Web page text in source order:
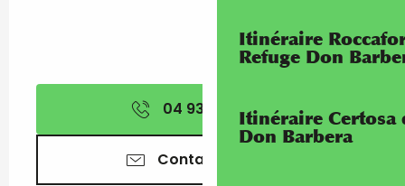
Itinéraire
Refuge Don
Itinéraire Certosa
Don Barbera
04 93 35 80▒▒
Contactez-nous